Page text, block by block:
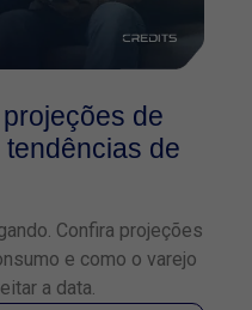
de
de
Confira projeções
e como o varejo
a data.